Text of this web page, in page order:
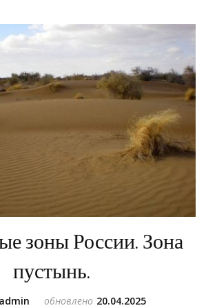
зоны России. Зона
пустынь.
admin обновлено 20.04.2025